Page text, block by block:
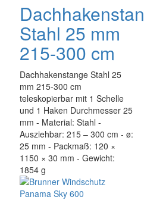
Stahl 25 mm
215-300 cm
Dachhakenstange Stahl 25
mm 215-300 cm
teleskopierbar mit 1 Schelle
und 1 Haken Durchmesser 25
mm - Material: Stahl -
Ausziehbar: 215 – 300 cm - ø:
25 mm - Packmaß: 120 ×
1150 × 30 mm - Gewicht:
1854 g